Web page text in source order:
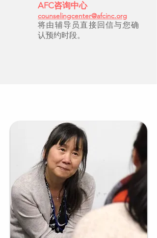
AFC咨询中心
counselingcenter@afcinc.org
将由辅导员直接回信与您确
认预约时段。